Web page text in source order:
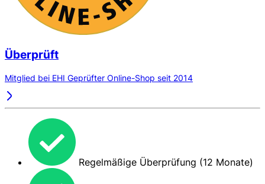
Überprüft
Mitglied bei EHI Geprüfter Online-Shop seit 2014
Regelmäßige Überprüfung (12 Monate)